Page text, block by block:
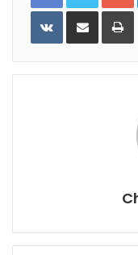
VKontakteShare
Email